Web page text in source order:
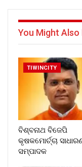
You Might Also
TIWINCITY
ବିଶ୍ବନାଥ ବିଜେପି
କୃଷକମୋର୍ଚ୍ଚା
ସମ୍ପାଦକ